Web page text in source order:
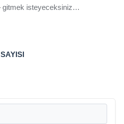
gitmek isteyeceksiniz…